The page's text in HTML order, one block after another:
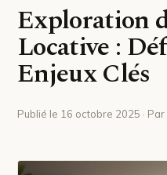
Exploration
Locative :
Enjeux Clés
Publié le 16 octobre 2025 · Par